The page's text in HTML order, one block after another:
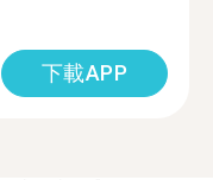
下載APP